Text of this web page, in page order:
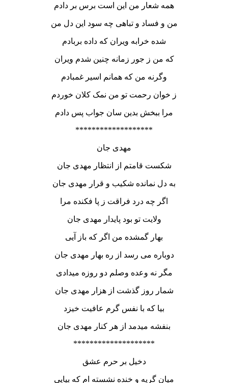
همه شعار من این است برس بر دادم
من و فساد و تباهی چه سود این دل من
شده خرابه ویران که داده بربادم
که من ز جور زمانه چنین شدم ویران
وگرنه من که همانم اسیر غمبادم
ز خوان رحمت تو من نمک کلان خوردم
مرا ببخش بدین سان جواب پس دادم
*******************
مهدی جان
شکست قامتم از انتظار مهدی جان
به دل نمانده شکیب و قرار مهدی جان
اگر چه درد فراقت ز پا فکنده مرا
ولایت تو بود پایدار مهدی جان
بهار گمشده من اگر که باز آیی
دوباره می رسد از ره بهار مهدی جان
مگر نه وعده وصلم دو روزه میدادی
شمار روز گذشت از هزار مهدی جان
بیا که با نفس گرم عافیت خیزد
بنفشه میدمد از هر کنار مهدی جان
********************
دخیل بر حرم عشق
میان گریه و خنده نشسته ام که بیایی